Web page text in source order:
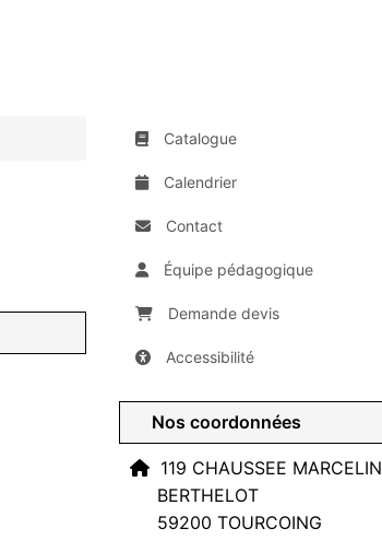
Catalogue
Calendrier
Contact
Équipe pédagogique
Demande devis
Accessibilité
Nos coordonnées
119 CHAUSSEE MARCELIN
BERTHELOT
59200 TOURCOING